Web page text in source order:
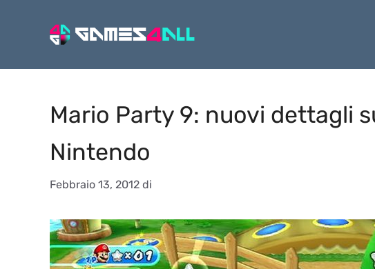
Mario Party 9: nuovi dettagli
Nintendo
Febbraio 13, 2012 di